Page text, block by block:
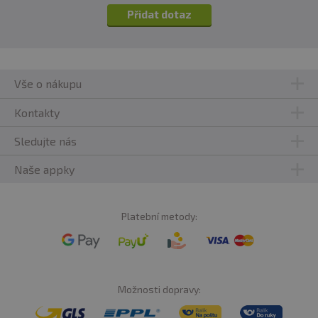
Přidat dotaz
Vše o nákupu
Kontakty
Sledujte nás
Naše appky
Platební metody:
Možnosti dopravy: